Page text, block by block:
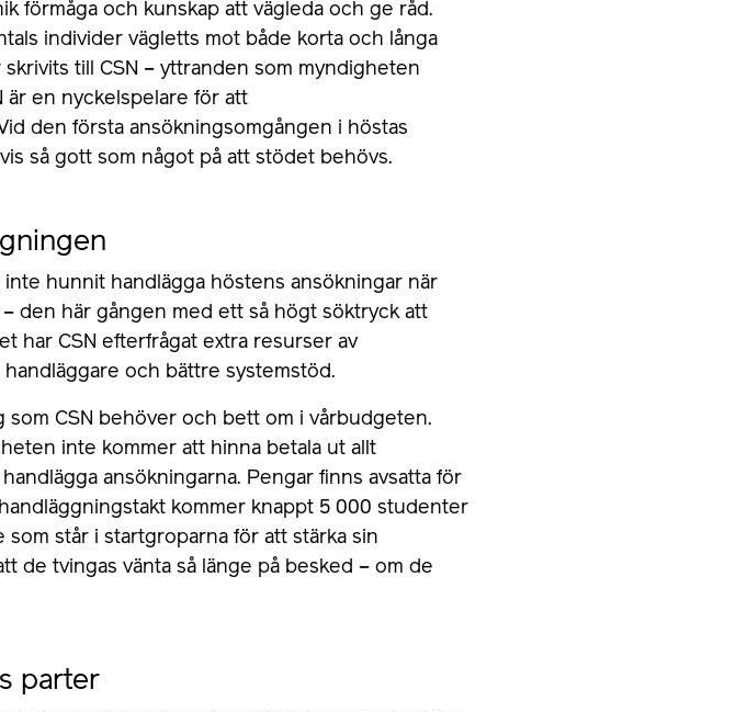
förmåga och kunskap att vägleda och ge råd.
individer vägletts mot både korta och långa
till CSN – yttranden som myndigheten
är en nyckelspelare för att
den första ansökningsomgången i höstas
så gott som något på att stödet behövs.
inte hunnit handlägga höstens ansökningar när
den här gången med ett så högt söktryck att
har CSN efterfrågat extra resurser av
och bättre systemstöd.
som CSN behöver och bett om i vårbudgeten.
inte kommer att hinna betala ut allt
ansökningarna. Pengar finns avsatta för
kommer knappt 5 000 studenter
står i startgroparna för att stärka sin
de tvingas vänta så länge på besked – om de
parter